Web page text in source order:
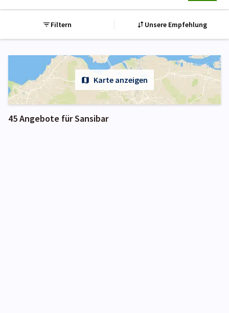
Filtern Unsere Empfehlung
Karte anzeigen
45 Angebote für Sansibar